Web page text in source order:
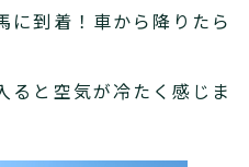
に到着！車から降りたら
ると空気が冷たく感じま